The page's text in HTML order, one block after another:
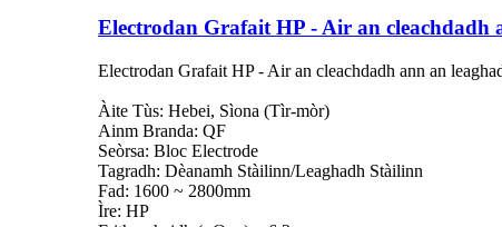
Electrodan Grafait HP - Air an cleachdadh
Electrodan Grafait HP - Air an cleachdadh ann an
Àite Tùs: Hebei, Sìona (Tìr-mòr)
Ainm Branda: QF
Seòrsa: Bloc Electrode
Tagradh: Dèanamh Stàilinn/Leaghadh Stàilinn
Fad: 1600 ~ 2800mm
Ìre: HP